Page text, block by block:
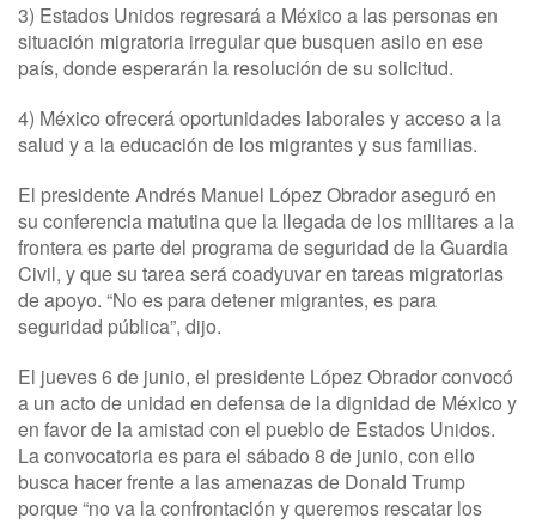
3) Estados Unidos regresará a México a las personas en
situación migratoria irregular que busquen asilo en ese
país, donde esperarán la resolución de su solicitud.
4) México ofrecerá oportunidades laborales y acceso a la
salud y a la educación de los migrantes y sus familias.
El presidente Andrés Manuel López Obrador aseguró en
su conferencia matutina que la llegada de los militares a la
frontera es parte del programa de seguridad de la Guardia
Civil, y que su tarea será coadyuvar en tareas migratorias
de apoyo. “No es para detener migrantes, es para
seguridad pública”, dijo.
El jueves 6 de junio, el presidente López Obrador convocó
a un acto de unidad en defensa de la dignidad de México y
en favor de la amistad con el pueblo de Estados Unidos.
La convocatoria es para el sábado 8 de junio, con ello
busca hacer frente a las amenazas de Donald Trump
porque “no va la confrontación y queremos rescatar los